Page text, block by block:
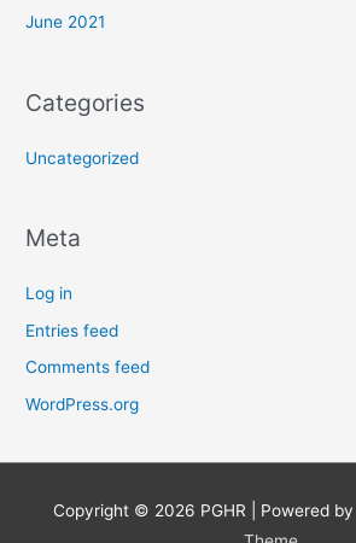
June 2021
Categories
Uncategorized
Meta
Log in
Entries feed
Comments feed
WordPress.org
Copyright © 2026 PGHR | Powered by